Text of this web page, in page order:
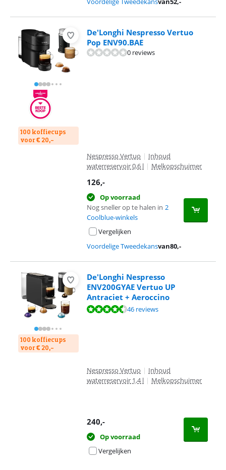
100 koffiecups
voor € 20,-
De'Longhi Nespresso Vertuo
Pop ENV90.BAE
0 reviews
Nespresso Vertuo | Inhoud
waterreservoir 0,6 l | Melkopschuimer
126,-
Op voorraad
Nog sneller op te halen in 2
Coolblue-winkels
Vergelijken
Voordelige Tweedekansvan80,-
100 koffiecups
voor € 20,-
De'Longhi Nespresso
ENV200GYAE Vertuo UP
Antraciet + Aeroccino
Beoordeling is 9,1 van de 10, gebaseerd op 46 reviews.
46 reviews
Nespresso Vertuo | Inhoud
waterreservoir 1,4 l | Melkopschuimer
240,-
Op voorraad
Vergelijken